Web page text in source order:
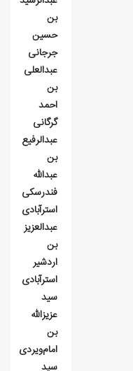
بن
حسین
جرجانی
عبدالعلی
بن
احمد
گرگانی
عبدالرفیع
بن
عبدالله
فندرسکی
استرآبادی
عبدالعزیز
بن
اردشیر
استرآبادی
سید
عزیزالله
بن
امام‌ویردی
سید